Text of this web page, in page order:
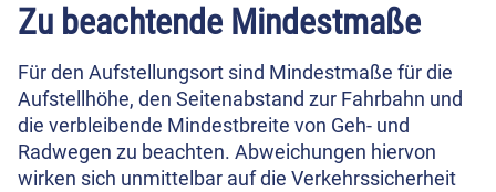
Zu beachtende Mindestmaße
Für den Aufstellungsort sind Mindestmaße für die
Aufstellhöhe, den Seitenabstand zur Fahrbahn und
die verbleibende Mindestbreite von Geh- und
Radwegen zu beachten. Abweichungen hiervon
wirken sich unmittelbar auf die Verkehrssicherheit